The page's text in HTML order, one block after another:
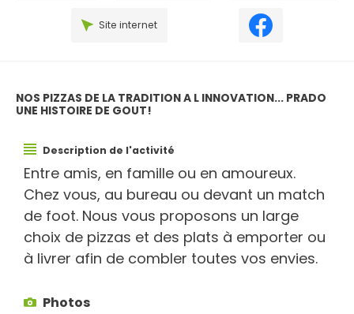
Site internet
NOS PIZZAS DE LA TRADITION A L INNOVATION... PRADO
UNE HISTOIRE DE GOUT!
Description de l'activité
Entre amis, en famille ou en amoureux.
Chez vous, au bureau ou devant un match
de foot. Nous vous proposons un large
choix de pizzas et des plats à emporter ou
à livrer afin de combler toutes vos envies.
Photos